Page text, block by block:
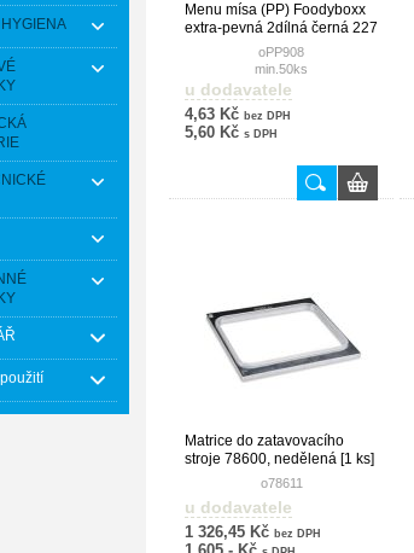
Menu mísa (PP) Foodyboxx
extra-pevná 2dílná černá 227
x 178 x 49 mmoPP908
min.50ks
u dodavatele
4,63 Kč bez DPH
5,60 Kč s DPH
Matrice do zatavovacího
stroje 78600, nedělená [1 ks]
o78611
u dodavatele
1 326,45 Kč bez DPH